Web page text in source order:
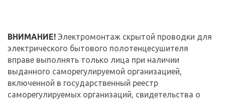
ВНИМАНИЕ! Электромонтаж скрытой проводки для
электрического бытового полотенцесушителя
вправе выполнять только лица при наличии
выданного саморегулируемой организацией,
включенной в государственный реестр
саморегулируемых организаций, свидетельства о